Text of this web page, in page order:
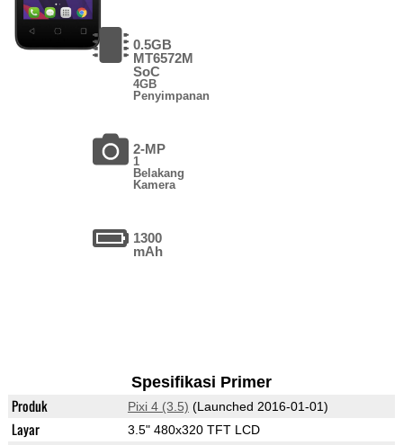
0.5GB
MT6572M
SoC
4GB
Penyimpanan
2-MP
1
Belakang
Kamera
1300
mAh
Spesifikasi Primer
Produk Pixi 4 (3.5) (Launched 2016-01-01)
Layar 3.5" 480x320 TFT LCD